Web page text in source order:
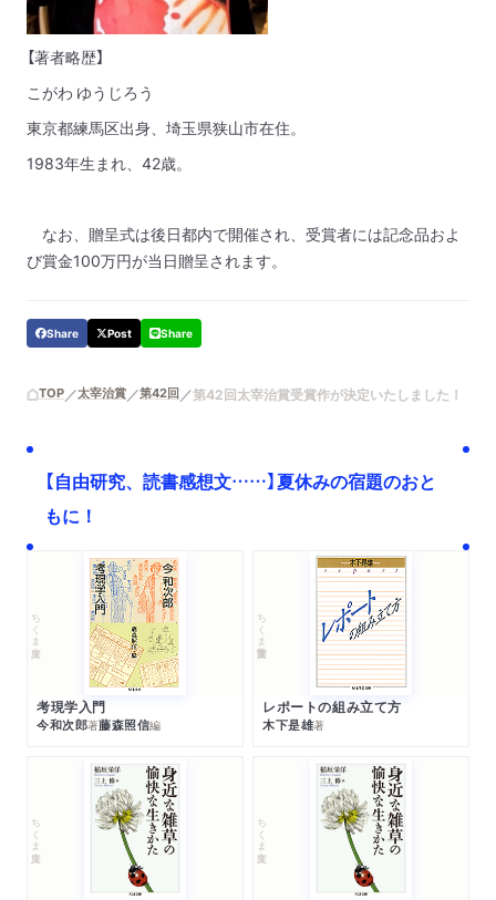
【著者略歴】
こがわ ゆうじろう
東京都練馬区出身、埼玉県狭山市在住。
1983年生まれ、42歳。
なお、贈呈式は後日都内で開催され、受賞者には記念品およ
び賞金100万円が当日贈呈されます。
Share Post Share
TOP 太宰治賞 第42回 第42回太宰治賞受賞作が決定いたしました！
【自由研究、読書感想文……】夏休みの宿題のおと
もに！
ちくま文庫
考現学入門
今和次郎著藤森照信編
ちくま学芸文庫
レポートの組み立て方
木下是雄著
ちくま文庫 ちくま文庫